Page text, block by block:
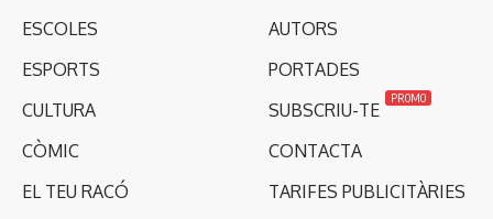
ESCOLES
ESPORTS
CULTURA
CÒMIC
EL TEU RACÓ
AUTORS
PORTADES
SUBSCRIU-TE
PROMO
CONTACTA
TARIFES PUBLICITÀRIES